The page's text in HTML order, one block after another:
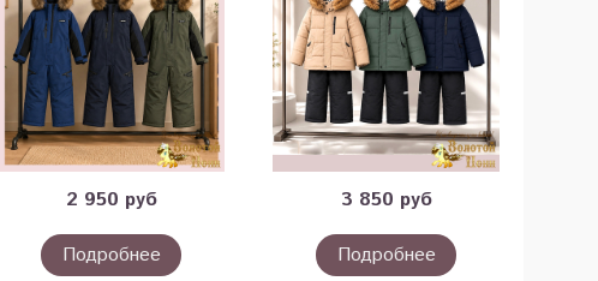
2 950 руб
Подробнее
3 850 руб
Подробнее